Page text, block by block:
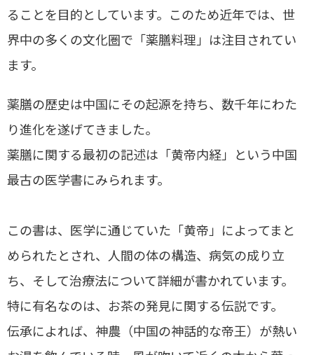
ることを目的としています。このため近年では、世
界中の多くの文化圏で「薬膳料理」は注目されてい
ます。
薬膳の歴史は中国にその起源を持ち、数千年にわた
り進化を遂げてきました。
薬膳に関する最初の記述は「黄帝内経」という中国
最古の医学書にみられます。
この書は、医学に通じていた「黄帝」によってまと
められたとされ、人間の体の構造、病気の成り立
ち、そして治療法について詳細が書かれています。
特に有名なのは、お茶の発見に関する伝説です。
伝承によれば、神農（中国の神話的な帝王）が熱い